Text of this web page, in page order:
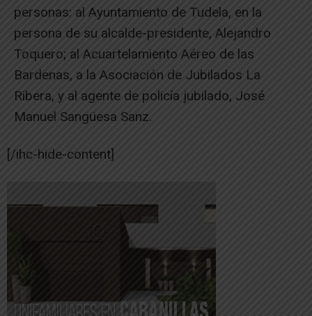
personas: al Ayuntamiento de Tudela, en la
persona de su alcalde-presidente, Alejandro
Toquero; al Acuartelamiento Aéreo de las
Bardenas, a la Asociación de Jubilados La
Ribera, y al agente de policía jubilado, José
Manuel Sangüesa Sanz.
[/ihc-hide-content]